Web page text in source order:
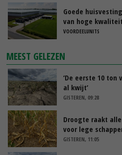
Goede
van hoge kwaliteit
VOORDEELUNITS
MEEST GELEZEN
‘De eerste 10
al kwijt’
GISTEREN, 09:28
Droogte raakt
voor lege
GISTEREN, 11:05